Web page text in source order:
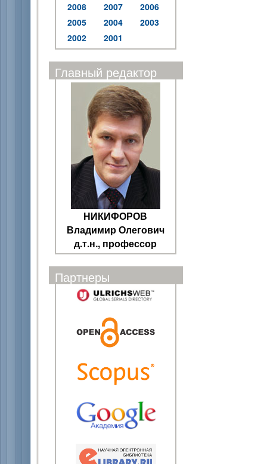
2008
2007
2006
2005
2004
2003
2002
2001
Главный редактор
НИКИФОРОВ
Владимир Олегович
д.т.н., профессор
Партнеры